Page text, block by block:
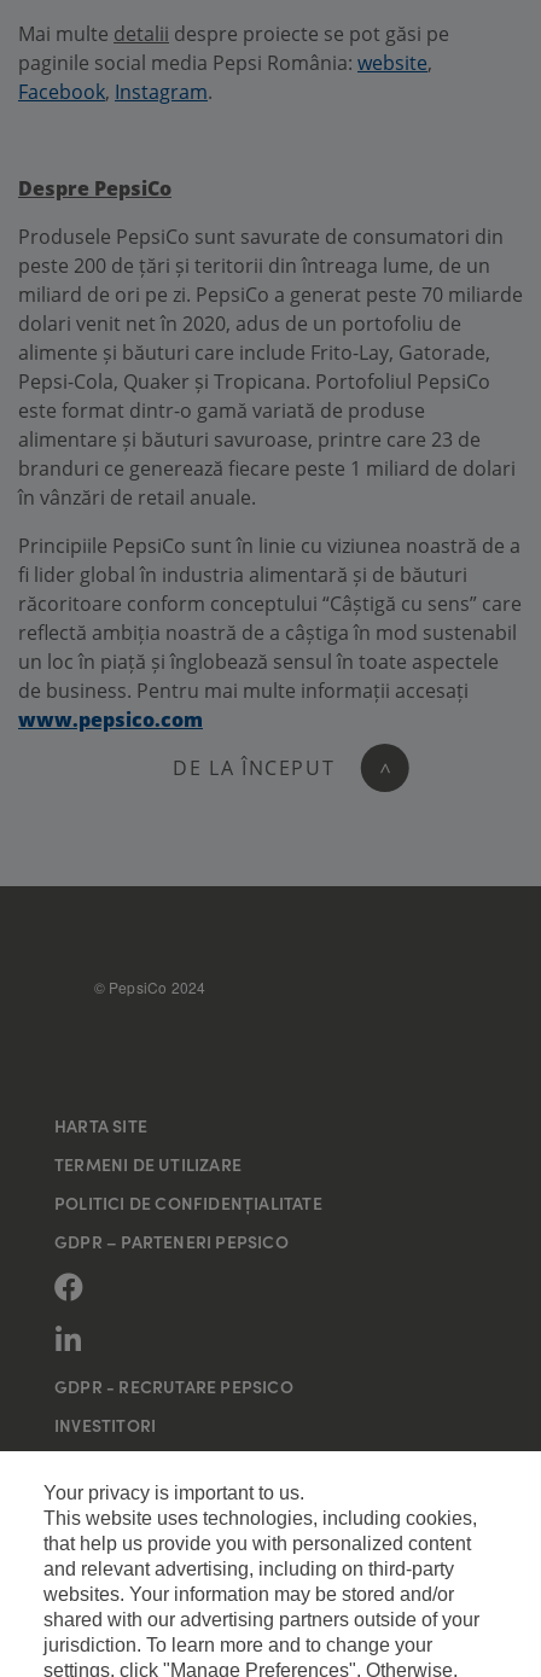
Your privacy is important to us.
This website uses technologies, including cookies,
that help us provide you with personalized content
and relevant advertising, including on third-party
websites. Your information may be stored and/or
shared with our advertising partners outside of your
jurisdiction. To learn more and to change your
settings, click "Manage Preferences". Otherwise,
Mai multe detalii despre proiecte se pot găsi pe
paginile social media Pepsi România: website,
Facebook, Instagram.
Despre PepsiCo
Produsele PepsiCo sunt savurate de consumatori din
peste 200 de țări și teritorii din întreaga lume, de un
miliard de ori pe zi. PepsiCo a generat peste 70 miliarde
dolari venit net în 2020, adus de un portofoliu de
alimente și băuturi care include Frito-Lay, Gatorade,
Pepsi-Cola, Quaker și Tropicana. Portofoliul PepsiCo
este format dintr-o gamă variată de produse
alimentare și băuturi savuroase, printre care 23 de
branduri ce generează fiecare peste 1 miliard de dolari
în vânzări de retail anuale.
Principiile PepsiCo sunt în linie cu viziunea noastră de a
fi lider global în industria alimentară și de băuturi
răcoritoare conform conceptului “Câștigă cu sens” care
reflectă ambiția noastră de a câștiga în mod sustenabil
un loc în piață și înglobează sensul în toate aspectele
de business. Pentru mai multe informații accesați
www.pepsico.com
FOOTER
© PepsiCo 2024
HARTA SITE
TERMENI DE UTILIZARE
POLITICI DE CONFIDENȚIALITATE
GDPR – PARTENERI PEPSICO
GDPR - RECRUTARE PEPSICO
INVESTITORI
DE LA ÎNCEPUT >